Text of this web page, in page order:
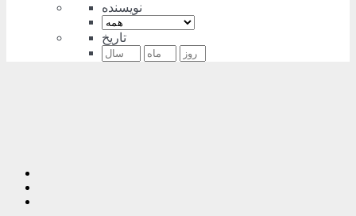
نویسنده
تاریخ